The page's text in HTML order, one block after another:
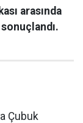
arasında
Çubuk